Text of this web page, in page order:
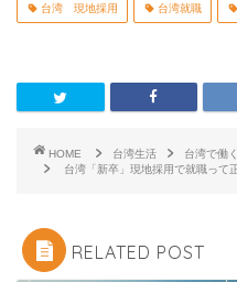
台湾 現地採用 台湾就職
HOME 台湾生活
台湾で働く
台湾「新卒」現地採用で就職って
RELATED POST